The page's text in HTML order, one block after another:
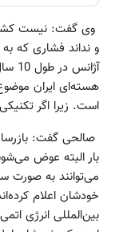
وی گفت: نیست
و نداند فشاری که
هسته‌ای ایران
است. زیرا اگر
صالحی گفت:
بار البته عوض
می‌توانند به صورت
خودشان اعلام
بین‌المللی انرژی